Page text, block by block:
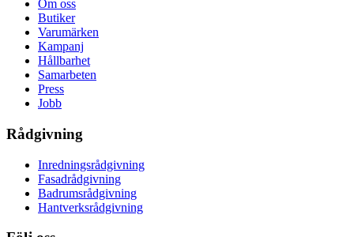
Om oss
Butiker
Varumärken
Kampanj
Hållbarhet
Samarbeten
Press
Jobb
Rådgivning
Inredningsrådgivning
Fasadrådgivning
Badrumsrådgivning
Hantverksrådgivning